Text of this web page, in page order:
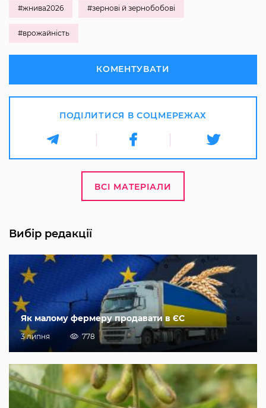
#жнива2026 #зернові й зернобобові
#врожайність
КОМЕНТУВАТИ
ПОДІЛИТИСЯ В СОЦМЕРЕЖАХ
ВСІ МАТЕРІАЛИ
Вибір редакції
Як малому фермеру продавати в ЄС
3 липня 778